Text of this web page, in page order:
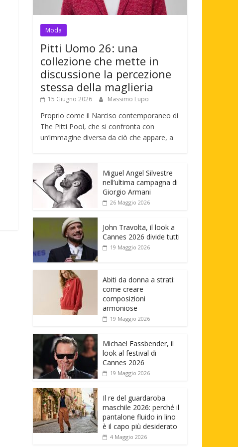
Moda
Pitti Uomo 26: una
collezione che mette in
discussione la percezione
stessa della maglieria
15 Giugno 2026 Massimo Lupo
Proprio come il Narciso contemporaneo di
The Pitti Pool, che si confronta con
un’immagine diversa da ciò che appare, a
Miguel Angel Silvestre
nell’ultima campagna di
Giorgio Armani
26 Maggio 2026
John Travolta, il look a
Cannes 2026 divide tutti
19 Maggio 2026
Abiti da donna a strati:
come creare
composizioni
armoniose
19 Maggio 2026
Michael Fassbender, il
look al festival di
Cannes 2026
19 Maggio 2026
Il re del guardaroba
maschile 2026: perché il
pantalone fluido in lino
è il capo più desiderato
4 Maggio 2026